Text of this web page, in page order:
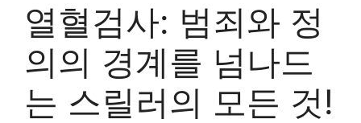
열혈검사: 범죄와 정
의의 경계를 넘나드
는 스릴러의 모든 것!